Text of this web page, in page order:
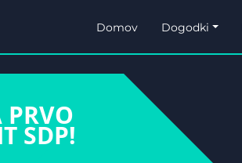
Domov Dogodki
SDP!